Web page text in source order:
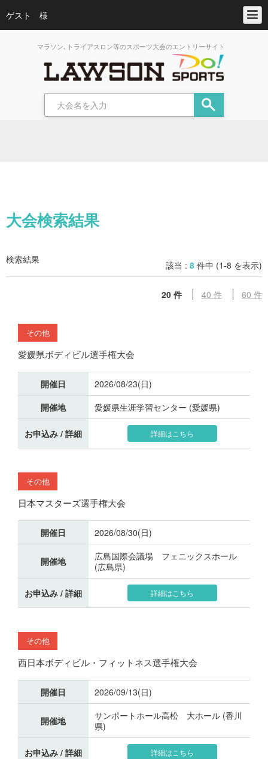
ゲスト 様
マラソン､トライアスロン等のスポーツ大会のエントリーサイト
大会検索結果
検索結果 該当 : 8 件中 (1-8 を表示)
20 件 40 件 60 件
その他
愛媛県ボディビル選手権大会
開催日
2026/08/23(日)
開催地
愛媛県生涯学習センター (愛媛県)
お申込み / 詳細 詳細はこちら
その他
日本マスターズ選手権大会
開催日 2026/08/30(日)
開催地
広島国際会議場 フェニックスホール
(広島県)
お申込み / 詳細 詳細はこちら
その他
西日本ボディビル・フィットネス選手権大会
開催日 2026/09/13(日)
開催地
サンポートホール高松 大ホール (香川
県)
お申込み / 詳細 詳細はこちら